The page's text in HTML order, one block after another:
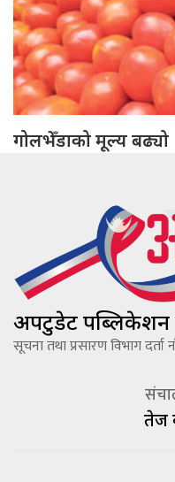
गोलभेँडाको मूल्य बढ्यो
अपटुडेट पब्लिकेशन
सूचना तथा प्रसारण विभाग
तेज